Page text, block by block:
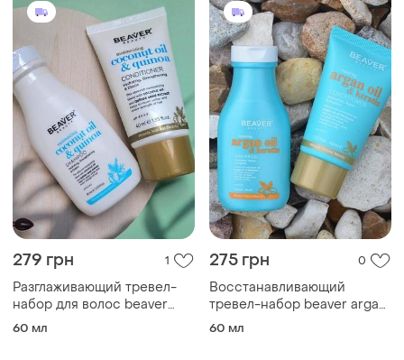
279 грн 1
Разглаживающий тревел-
набор для волос beaver
coconut oil & quinoa:
60 мл
275 грн 0
Восстанавливающий
тревел-набор beaver argan
oil & keratin: шампунь 60 мл
60 мл